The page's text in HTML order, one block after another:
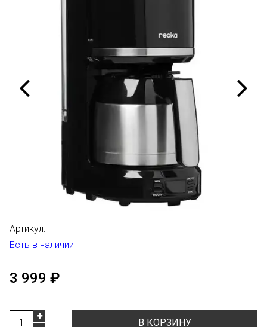
Артикул:
Есть в наличии
3 999 ₽
В КОРЗИНУ